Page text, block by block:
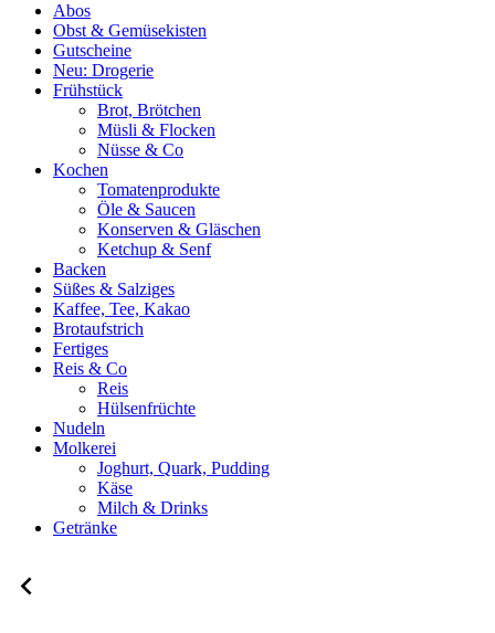
Abos
Obst & Gemüsekisten
Gutscheine
Neu: Drogerie
Frühstück
Brot, Brötchen
Müsli & Flocken
Nüsse & Co
Kochen
Tomatenprodukte
Öle & Saucen
Konserven & Gläschen
Ketchup & Senf
Backen
Süßes & Salziges
Kaffee, Tee, Kakao
Brotaufstrich
Fertiges
Reis & Co
Reis
Hülsenfrüchte
Nudeln
Molkerei
Joghurt, Quark, Pudding
Käse
Milch & Drinks
Getränke